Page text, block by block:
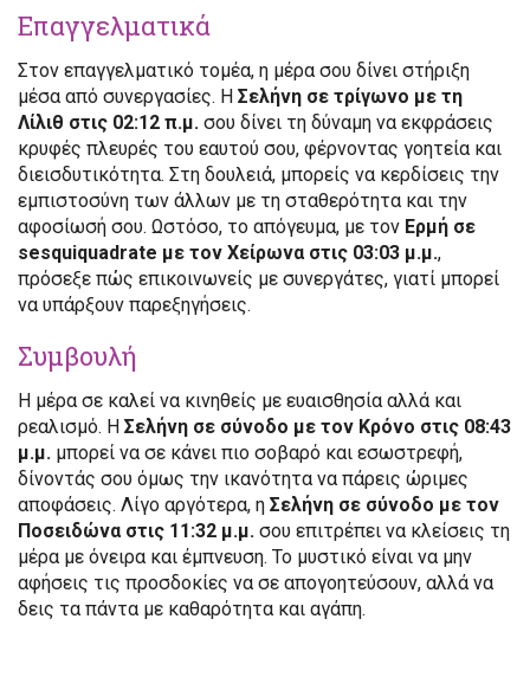
Επαγγελματικά
Στον επαγγελματικό τομέα, η μέρα σου δίνει στήριξη
μέσα από συνεργασίες. Η Σελήνη σε τρίγωνο με τη
Λίλιθ στις 02:12 π.μ. σου δίνει τη δύναμη να εκφράσεις
κρυφές πλευρές του εαυτού σου, φέρνοντας γοητεία και
διεισδυτικότητα. Στη δουλειά, μπορείς να κερδίσεις την
εμπιστοσύνη των άλλων με τη σταθερότητα και την
αφοσίωσή σου. Ωστόσο, το απόγευμα, με τον Ερμή σε
sesquiquadrate με τον Χείρωνα στις 03:03 μ.μ.,
πρόσεξε πώς επικοινωνείς με συνεργάτες, γιατί μπορεί
να υπάρξουν παρεξηγήσεις.
Συμβουλή
Η μέρα σε καλεί να κινηθείς με ευαισθησία αλλά και
ρεαλισμό. Η Σελήνη σε σύνοδο με τον Κρόνο στις 08:43
μ.μ. μπορεί να σε κάνει πιο σοβαρό και εσωστρεφή,
δίνοντάς σου όμως την ικανότητα να πάρεις ώριμες
αποφάσεις. Λίγο αργότερα, η Σελήνη σε σύνοδο με τον
Ποσειδώνα στις 11:32 μ.μ. σου επιτρέπει να κλείσεις τη
μέρα με όνειρα και έμπνευση. Το μυστικό είναι να μην
αφήσεις τις προσδοκίες να σε απογοητεύσουν, αλλά να
δεις τα πάντα με καθαρότητα και αγάπη.